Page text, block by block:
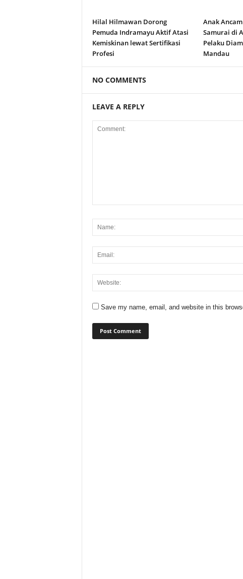
Hilal Hilmawan Dorong
Pemuda Indramayu Aktif Atasi
Kemiskinan lewat Sertifikasi
Profesi
Anak
Samurai di
Pelaku
Mandau
NO COMMENTS
LEAVE A REPLY
Save my name, email, and website in this